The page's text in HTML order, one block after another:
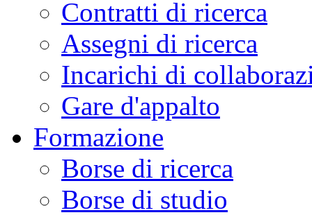
Contratti di ricerca
Assegni di ricerca
Incarichi di
Gare d'appalto
Formazione
Borse di ricerca
Borse di studio